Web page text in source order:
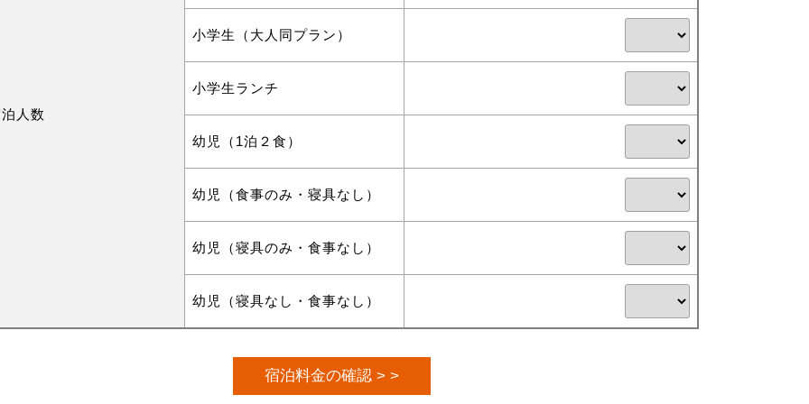
人数
小学生（大人同プラン）
小学生ランチ
幼児（1泊２食）
幼児（食事のみ・寝具なし）
幼児（寝具のみ・食事なし）
幼児（寝具なし・食事なし）
宿泊料金の確認 > >